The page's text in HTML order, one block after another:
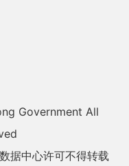
Government All
据中心许可不得转载